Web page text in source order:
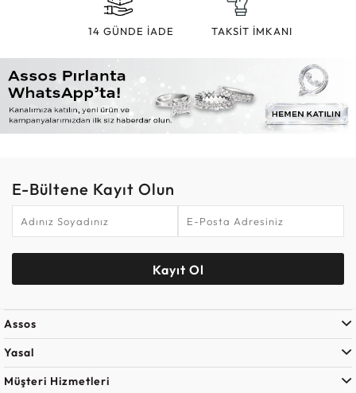
14 GÜNDE İADE TAKSİT İMKANI
E-Bültene Kayıt Olun
Kayıt Ol
Assos
Yasal
Müşteri Hizmetleri